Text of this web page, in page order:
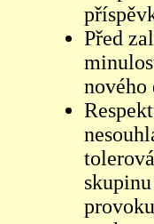
Před
nového